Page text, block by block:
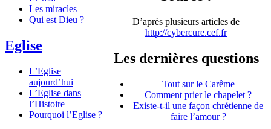
Les miracles
Qui est Dieu ?
Eglise
L’Eglise
aujourd’hui
L’Eglise dans
l’Histoire
Pourquoi l’Eglise ?
D’après plusieurs articles de
http://cybercure.cef.fr
Les dernières questions
Tout sur le Carême
Comment prier le chapelet ?
Existe-t-il une façon chrétienne de
faire l’amour ?